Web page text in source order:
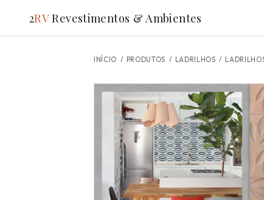
2RVRevestimentos & Ambientes
INÍCIO / PRODUTOS / LADRILHOS /